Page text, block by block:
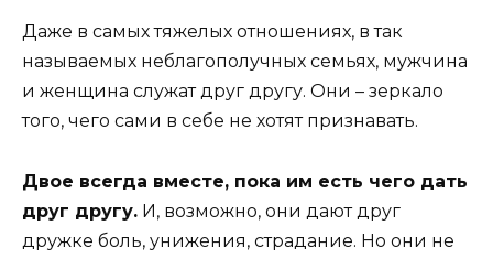
Даже в самых тяжелых отношениях, в так
называемых неблагополучных семьях, мужчина
и женщина служат друг другу. Они – зеркало
того, чего сами в себе не хотят признавать.
Двое всегда вместе, пока им есть чего дать
друг другу. И, возможно, они дают друг
дружке боль, унижения, страдание. Но они не